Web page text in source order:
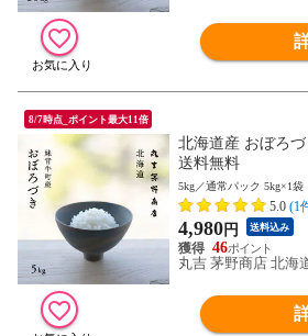
8/7時点_ポイント最大11倍
北海道産 おぼろ
送料無料
5kg／通常パック 5kg×1袋
5.0 (1
4,980円 送料込み
46
丸吉 茅野商店 北海